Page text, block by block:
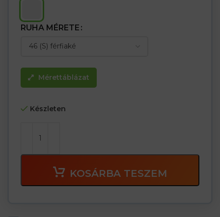
RUHA MÉRETE
Mérettáblázat
Készleten
KOSÁRBA TESZEM